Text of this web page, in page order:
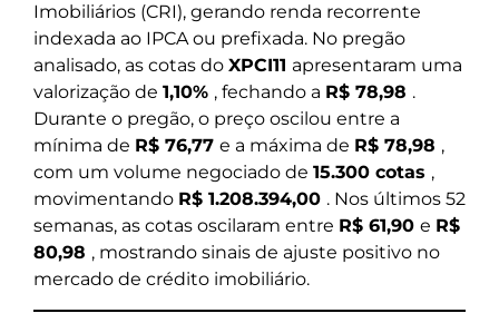
Imobiliários (CRI), gerando renda recorrente
indexada ao IPCA ou prefixada. No pregão
analisado, as cotas do XPCI11 apresentaram uma
valorização de 1,10% , fechando a R$ 78,98 .
Durante o pregão, o preço oscilou entre a
mínima de R$ 76,77 e a máxima de R$ 78,98 ,
com um volume negociado de 15.300 cotas ,
movimentando R$ 1.208.394,00 . Nos últimos 52
semanas, as cotas oscilaram entre R$ 61,90 e R$
80,98 , mostrando sinais de ajuste positivo no
mercado de crédito imobiliário.